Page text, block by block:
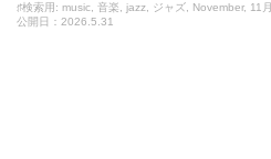
♯検索用: music, 音楽, jazz, ジャズ, November, 11月
公開日：2026.5.31